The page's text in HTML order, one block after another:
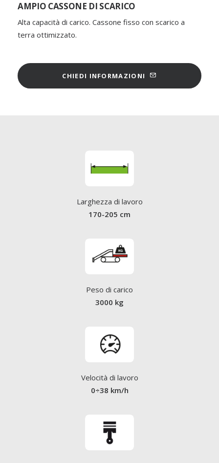
AMPIO CASSONE DI SCARICO
Alta capacità di carico. Cassone fisso con scarico a
terra ottimizzato.
CHIEDI INFORMAZIONI
Larghezza di lavoro
170-205 cm
Peso di carico
3000 kg
Velocità di lavoro
0÷38 km/h